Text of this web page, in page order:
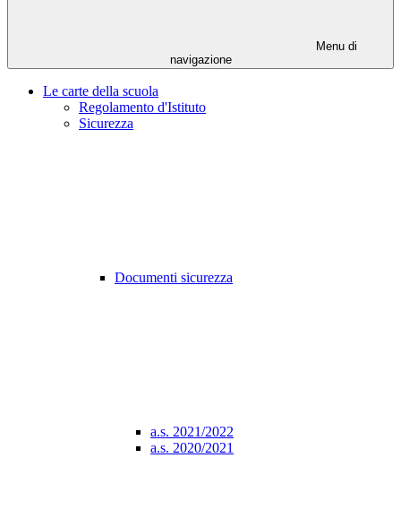
Menu di
navigazione
Le carte della scuola
Regolamento d'Istituto
Sicurezza
Documenti sicurezza
a.s. 2021/2022
a.s. 2020/2021